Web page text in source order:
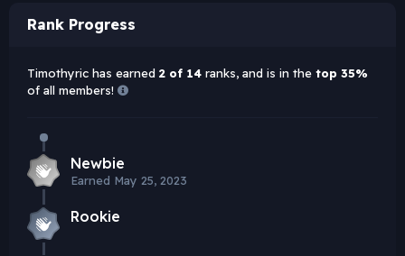
Rank Progress
Timothyric has earned 2 of 14 ranks, and is in the top 35%
of all members!
Newbie
Earned May 25, 2023
Rookie